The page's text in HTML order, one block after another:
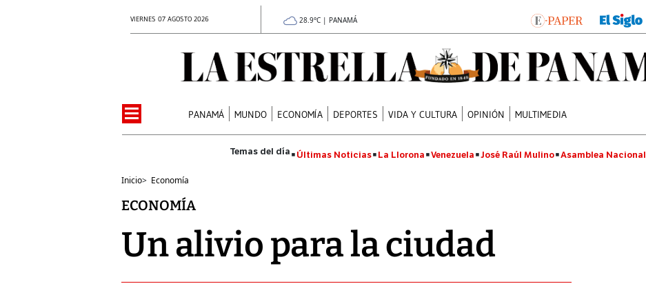
VIERNES 07 AGOSTO 2026 28.9°C | PANAMÁ
PANAMÁ MUNDO ECONOMÍA DEPORTES VIDA Y CULTURA OPINIÓN MULTIMEDIA
Últimas Noticias La Llorona Venezuela José Raúl Mulino Asamblea Nacional
Inicio> Economía
ECONOMÍA
Un alivio para la ciudad